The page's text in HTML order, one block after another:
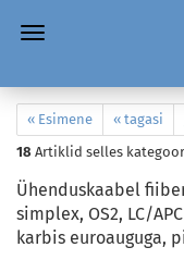
« Esimene « tagasi
18 Artiklid selles
Ühenduskaabel
simplex, OS2, LC/
karbis euroauguga,